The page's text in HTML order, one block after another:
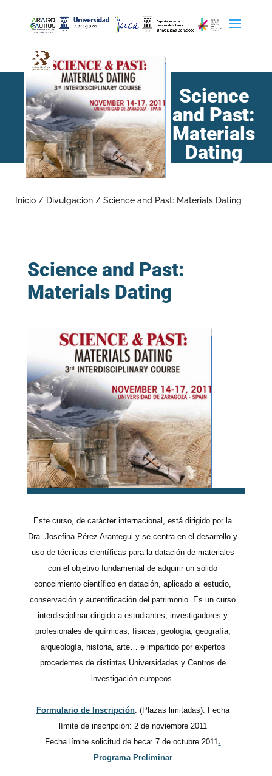
Science
and Past:
Materials
Dating
Inicio / Divulgación / Science and Past: Materials Dating
Science and Past:
Materials Dating
Este curso, de carácter internacional, está dirigido por la
Dra. Josefina Pérez Arantegui y se centra en el desarrollo y
uso de técnicas científicas para la datación de materiales
con el objetivo fundamental de adquirir un sólido
conocimiento científico en datación, aplicado al estudio,
conservación y autentificación del patrimonio. Es un curso
interdisciplinar dirigido a estudiantes, investigadores y
profesionales de químicas, físicas, geología, geografía,
arqueología, historia, arte… e impartido por expertos
procedentes de distintas Universidades y Centros de
investigación europeos.
Formulario de Inscripción. (Plazas limitadas). Fecha
límite de inscripción: 2 de noviembre 2011
Fecha límite solicitud de beca: 7 de octubre 2011.
Programa Preliminar